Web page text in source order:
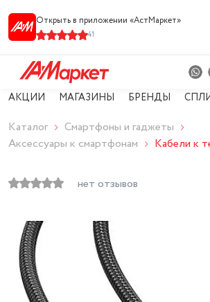
Открыть в приложении «АстМарке‪т‬»
41
АКЦИИ МАГАЗИНЫ БРЕНДЫ
Каталог
Смартфоны и гаджеты
Аксессуары к смартфонам
Кабели к
нет отзывов